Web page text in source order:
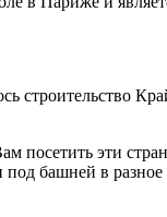
строительство
посетить эти
башней в разное